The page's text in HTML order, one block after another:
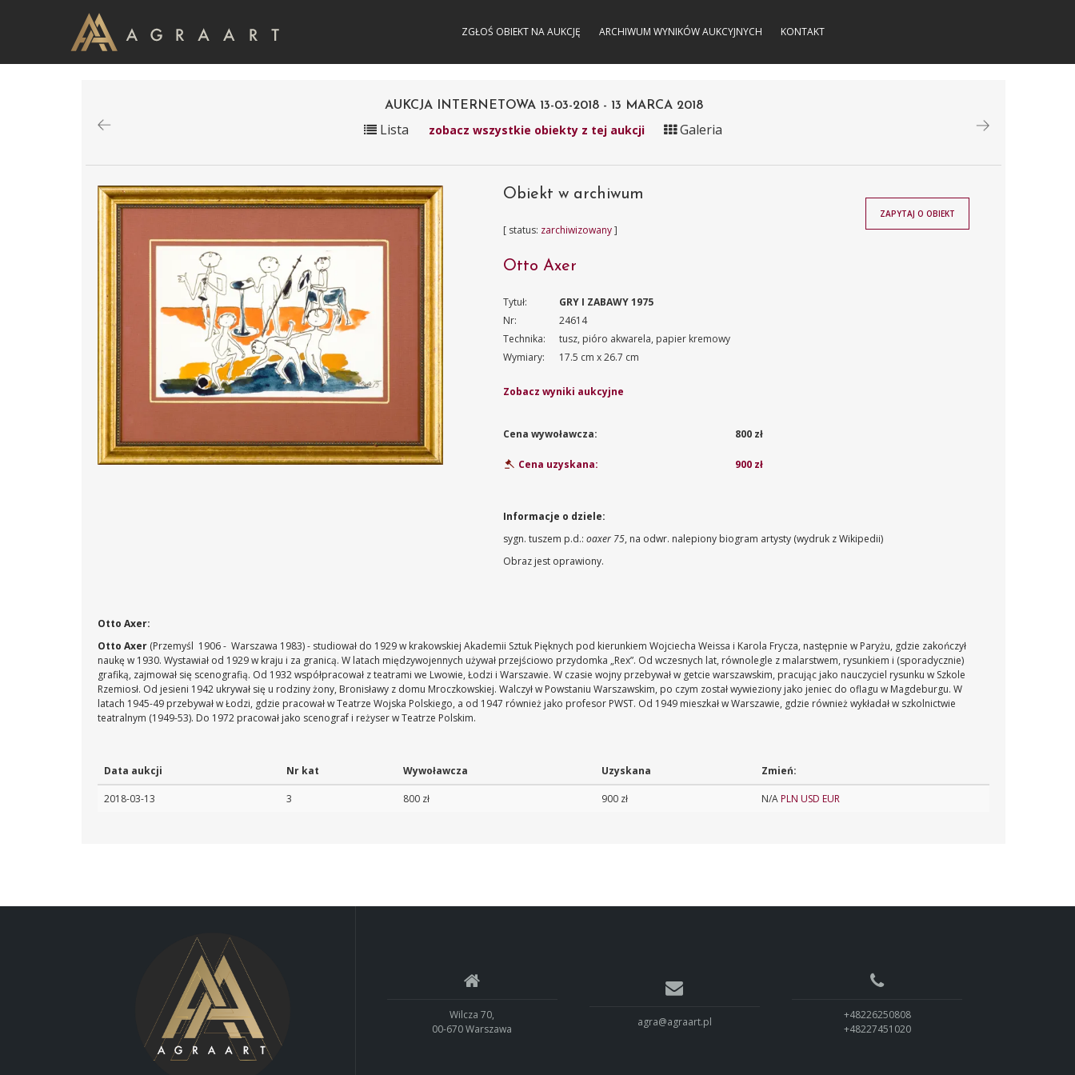
ZGŁOŚ OBIEKT NA AUKCJĘ ARCHIWUM WYNIKÓW AUKCYJNYCH KONTAKT
AUKCJA INTERNETOWA 13-03-2018 - 13 MARCA 2018
Lista zobacz wszystkie obiekty z tej aukcji Galeria
Obiekt w archiwum
[ status: zarchiwizowany]
Otto Axer
Tytuł:
GRY I ZABAWY 1975
Nr:
24614
Technika:
tusz, pióro akwarela, papier kremowy
Wymiary:
17.5 cm x 26.7 cm
Zobacz wyniki aukcyjne
Cena wywoławcza: 800 zł
Cena uzyskana: 900 zł
ZAPYTAJ O OBIEKT
Informacje o dziele:
sygn. tuszem p.d.:oaxer 75, na odwr. nalepiony biogram artysty (wydruk z Wikipedii)
Obraz jest oprawiony.
Otto Axer:
Otto Axer (Przemyśl 1906 - Warszawa 1983) - studiował do 1929 w krakowskiej Akademii Sztuk Pięknych pod kierunkiem Wojciecha Weissa i Karola Frycza, następnie w Paryżu, gdzie zakończył
naukę w 1930. Wystawiał od 1929 w kraju i za granicą. W latach międzywojennych używał przejściowo przydomka „Rex”. Od wczesnych lat, równolegle z malarstwem, rysunkiem i (sporadycznie)
grafiką, zajmował się scenografią. Od 1932 współpracował z teatrami we Lwowie, Łodzi i Warszawie. W czasie wojny przebywał w getcie warszawskim, pracując jako nauczyciel rysunku w Szkole
Rzemiosł. Od jesieni 1942 ukrywał się u rodziny żony, Bronisławy z domu Mroczkowskiej. Walczył w Powstaniu Warszawskim, po czym został wywieziony jako jeniec do oflagu w Magdeburgu. W
latach 1945-49 przebywał w Łodzi, gdzie pracował w Teatrze Wojska Polskiego, a od 1947 również jako profesor PWST. Od 1949 mieszkał w Warszawie, gdzie również wykładał w szkolnictwie
teatralnym (1949-53). Do 1972 pracował jako scenograf i reżyser w Teatrze Polskim.
Data aukcji Nr kat Wywoławcza Uzyskana Zmień:
2018-03-13 3 800 zł 900 zł N/APLN USD EUR
Wilcza 70,
00-670 Warszawa
agra@agraart.pl
+48226250808
+48227451020